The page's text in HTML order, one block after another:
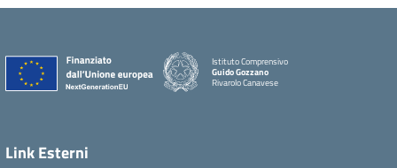
Istituto Comprensivo
Guido Gozzano
Rivarolo Canavese
Link Esterni